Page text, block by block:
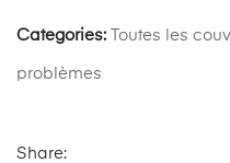
je
Categories: Toutes les
problèmes
Share: